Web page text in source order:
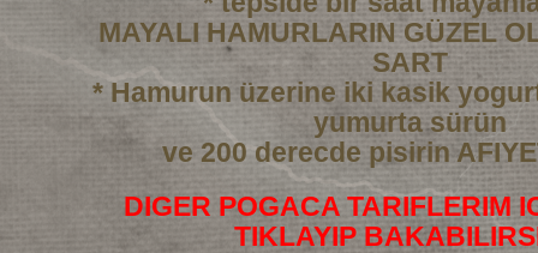
MAYALI HAMURLARIN GÜZEL
SART
* Hamurun üzerine iki kasik
yumurta sürün
ve 200 derecde pisirin
DIGER POGACA TARIFLERIM
TIKLAYIP